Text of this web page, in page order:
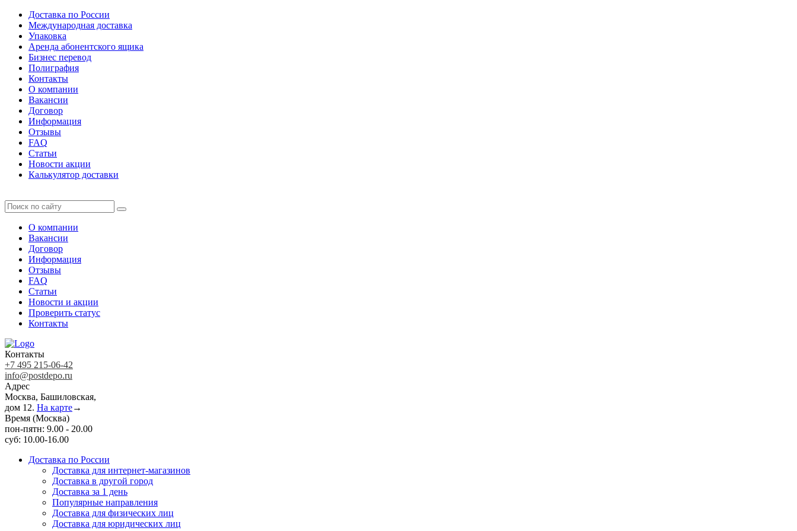
Доставка по России
Международная доставка
Упаковка
Аренда абонентского ящика
Бизнес перевод
Полиграфия
Контакты
О компании
Вакансии
Договор
Информация
Отзывы
FAQ
Статьи
Новости акции
Калькулятор доставки
О компании
Вакансии
Договор
Информация
Отзывы
FAQ
Статьи
Новости и акции
Проверить статус
Контакты
Контакты
+7 495 215-06-42
info@postdepo.ru
Адрес
Москва, Башиловская,
дом 12. На карте→
Время (Москва)
пон-пятн: 9.00 - 20.00
суб: 10.00-16.00
Доставка по России
Доставка для интернет-магазинов
Доставка в другой город
Доставка за 1 день
Популярные направления
Доставка для физических лиц
Доставка для юридических лиц